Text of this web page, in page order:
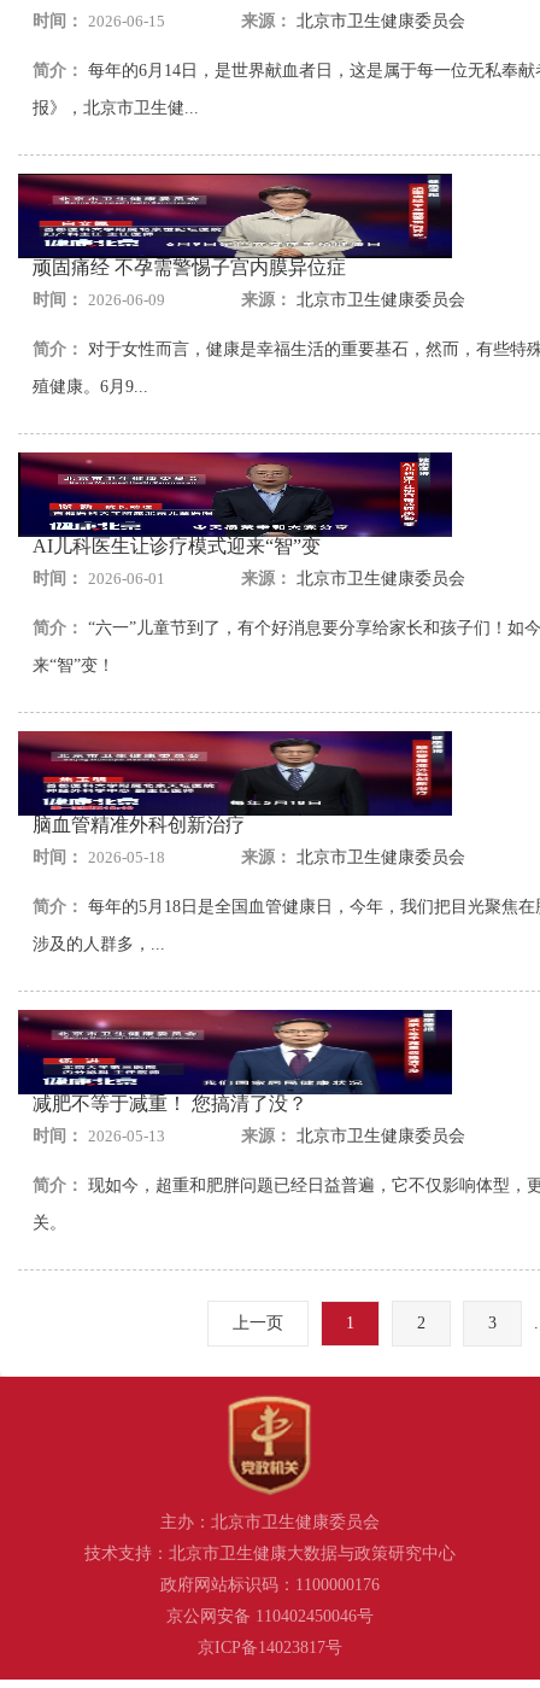
时间： 2026-06-15 来源： 北京市卫生健康委员会
简介： 每年的6月14日，是世界献血者日，这是属于每一位无私奉
报》，北京市卫生健...
顽固痛经 不孕需警惕子宫内膜异位症
时间： 2026-06-09 来源： 北京市卫生健康委员会
简介： 对于女性而言，健康是幸福生活的重要基石，然而，有些特
殖健康。6月9...
AI儿科医生让诊疗模式迎来“智”变
时间： 2026-06-01 来源： 北京市卫生健康委员会
简介： “六一”儿童节到了，有个好消息要分享给家长和孩子们！如
来“智”变！
脑血管精准外科创新治疗
时间： 2026-05-18 来源： 北京市卫生健康委员会
简介： 每年的5月18日是全国血管健康日，今年，我们把目光聚焦
涉及的人群多，...
减肥不等于减重！ 您搞清了没？
时间： 2026-05-13 来源： 北京市卫生健康委员会
简介： 现如今，超重和肥胖问题已经日益普遍，它不仅影响体型，
关。
上一页 1 2 3
主办：北京市卫生健康委员会
技术支持：北京市卫生健康大数据与政策研究中心
政府网站标识码：1100000176
京公网安备 110402450046号
京ICP备14023817号